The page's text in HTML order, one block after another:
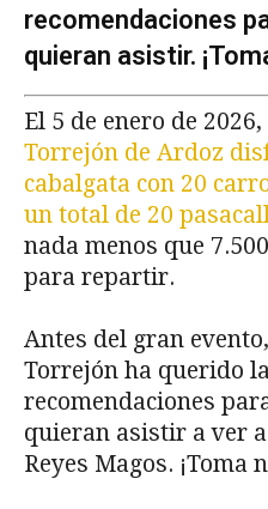
recomendaciones
quieran asistir.
El 5 de enero de
Torrejón de Ardoz
cabalgata con 20
un total de 20
nada menos que
para repartir.
Antes del gran
Torrejón ha querido
recomendaciones
quieran asistir a ver
Reyes Magos. ¡Toma